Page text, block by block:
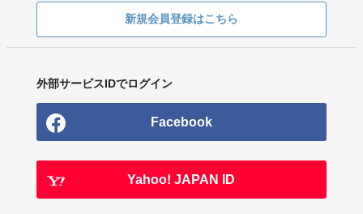
新規会員登録はこちら
外部サービスIDでログイン
Facebook
Yahoo! JAPAN ID